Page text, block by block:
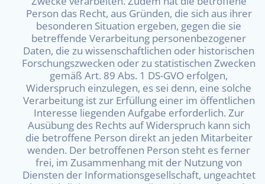
Person das Recht, aus Gründen, die sich aus ihrer
besonderen Situation ergeben, gegen die sie
betreffende Verarbeitung personenbezogener
Daten, die zu wissenschaftlichen oder historischen
Forschungszwecken oder zu statistischen Zwecken
gemäß Art. 89 Abs. 1 DS-GVO erfolgen,
Widerspruch einzulegen, es sei denn, eine solche
Verarbeitung ist zur Erfüllung einer im öffentlichen
Interesse liegenden Aufgabe erforderlich. Zur
Ausübung des Rechts auf Widerspruch kann sich
die betroffene Person direkt an jeden Mitarbeiter
wenden. Der betroffenen Person steht es ferner
frei, im Zusammenhang mit der Nutzung von
Diensten der Informationsgesellschaft, ungeachtet